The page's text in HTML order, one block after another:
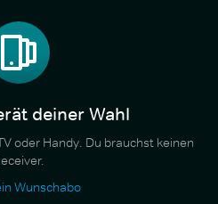
deiner Wahl
oder Handy. Du brauchst keinen
Wunschabo